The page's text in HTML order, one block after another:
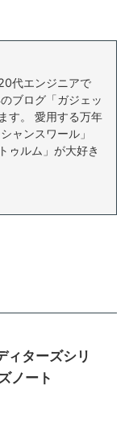
代エンジニアで
ブログ「ガジェッ
す。 愛用する万年
ャンスワール」
ゥルム」が大好き
ィターズシリ
ノート